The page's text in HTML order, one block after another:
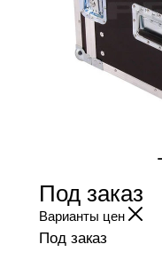
Под заказ
Варианты цен
Под заказ